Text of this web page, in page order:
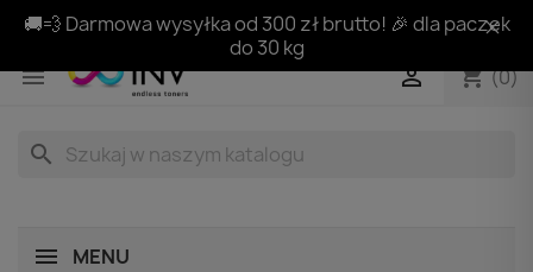
🚚💨 Darmowa wysyłka od 300 zł brutto! 🎉 dla paczek
do 30 kg
 shopping_cart(0)

search
MENU